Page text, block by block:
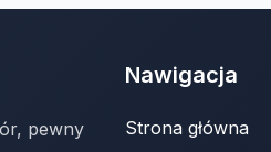
pewny
Nawigacja
Strona główna